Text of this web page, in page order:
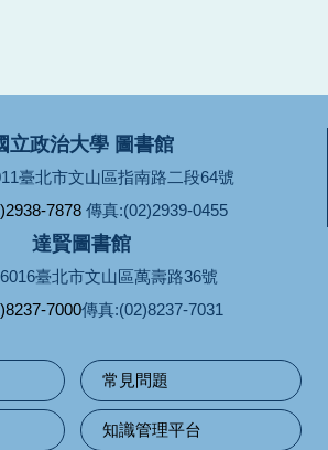
立政治大學 圖書館
臺北市文山區指南路二段64號
7878 傳真:(02)2939-0455
達賢圖書館
臺北市文山區萬壽路36號
7000傳真:(02)8237-7031
常見問題
知識管理平台